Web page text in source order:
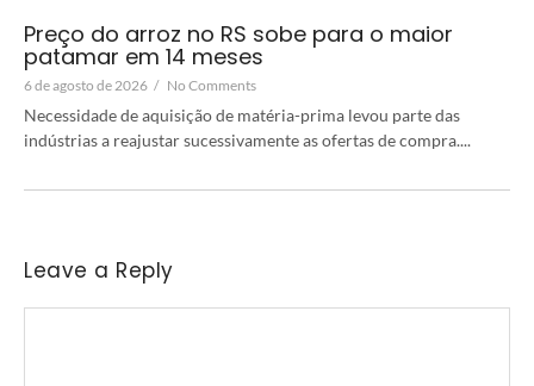
Preço do arroz no RS sobe para o maior
patamar em 14 meses
6 de agosto de 2026 / No Comments
Necessidade de aquisição de matéria-prima levou parte das
indústrias a reajustar sucessivamente as ofertas de compra....
Leave a Reply